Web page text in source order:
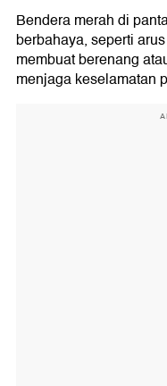
Bendera merah di
berbahaya, seperti
membuat berenang
menjaga keselamatan